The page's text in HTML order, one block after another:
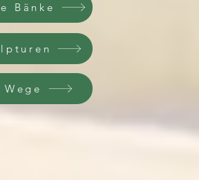
Bänke